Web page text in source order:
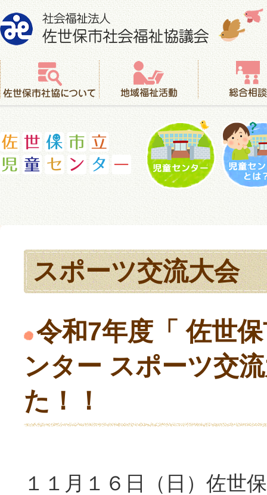
社会福祉法人 佐世保市社会福祉協議会
佐世保市社協について
地域福祉活動 総合相談
佐世保市立児童センター
スポーツ交流大会
令和7年度「 佐世
ンター スポーツ交
た！！
１１月１６日（日）佐世